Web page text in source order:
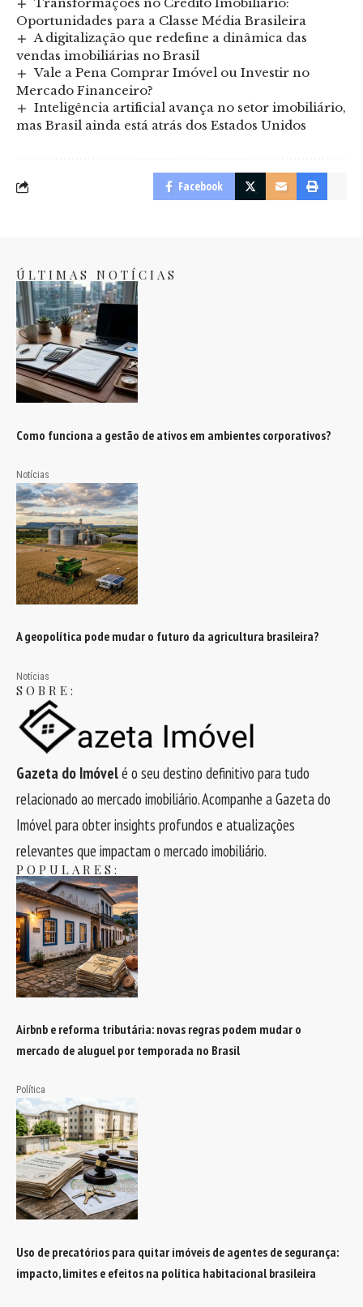
Oportunidades para a Classe Média Brasileira
A digitalização que redefine a dinâmica das
vendas imobiliárias no Brasil
Vale a Pena Comprar Imóvel ou Investir no
Mercado Financeiro?
Inteligência artificial avança no setor imobiliário,
mas Brasil ainda está atrás dos Estados Unidos
Facebook
ÚLTIMAS NOTÍCIAS
Como funciona a gestão de ativos em ambientes corporativos?
Notícias
A geopolítica pode mudar o futuro da agricultura brasileira?
Notícias
SOBRE:
Gazeta do Imóvelé o seu destino definitivo para tudo
relacionado ao mercado imobiliário. Acompanhe a Gazeta do
Imóvel para obter insights profundos e atualizações
relevantes que impactam o mercado imobiliário.
POPULARES:
Airbnb e reforma tributária: novas regras podem mudar o
mercado de aluguel por temporada no Brasil
Política
Uso de precatórios para quitar imóveis de agentes de segurança:
impacto, limites e efeitos na política habitacional brasileira